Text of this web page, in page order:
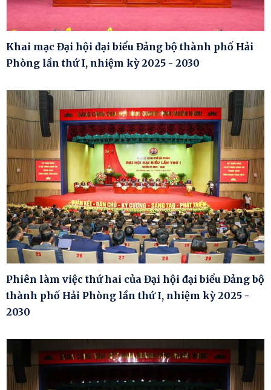
Khai mạc Đại hội đại biểu Đảng bộ thành phố Hải
Phòng lần thứ I, nhiệm kỳ 2025 - 2030
Phiên làm việc thứ hai của Đại hội đại biểu Đảng bộ
thành phố Hải Phòng lần thứ I, nhiệm kỳ 2025 -
2030